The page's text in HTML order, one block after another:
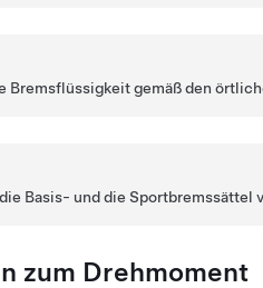
Bremsflüssigkeit gemäß den
Basis- und die Sportbremssättel
zum Drehmoment